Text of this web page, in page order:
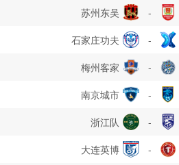
苏州东吴 -
石家庄功夫 -
梅州客家 -
南京城市 -
浙江队 -
大连英博 -